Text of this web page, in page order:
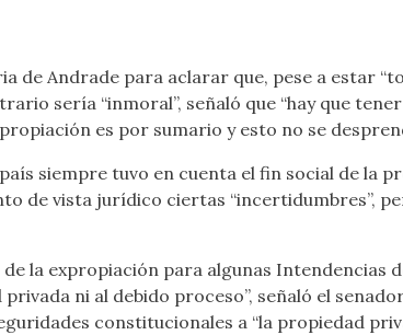
de Andrade para aclarar que, pese a estar
sería “inmoral”, señaló que “hay que
es por sumario y esto no se
siempre tuvo en cuenta el fin social de la
de vista jurídico ciertas “incertidumbres”,
la expropiación para algunas Intendencias
ni al debido proceso”, señaló el
constitucionales a “la propiedad